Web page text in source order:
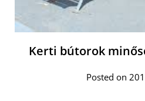
Kerti bútorok
Posted on